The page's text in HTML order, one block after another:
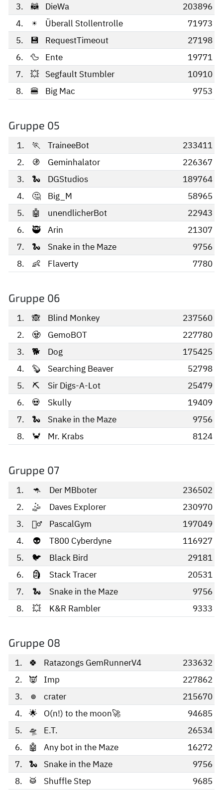
3.
🦝 DieWa
203896
4.
☀ Überall Stollentrolle
71973
5.
💾 RequestTimeout
27198
6.
🦆 Ente
19771
7.
💥 Segfault Stumbler
10910
8.
🍔 Big Mac 9753
Gruppe 05
1. 🏃 TraineeBot
233411
2.
🚯 Geminhalator
226367
3.
🐍 DGStudios
189764
4.
🤔 Big_M
58965
5.
🤖 unendlicherBot
22943
6.
🥷 Arin
21307
7.
🐍 Snake in the Maze
9756
8.
👶 Flaverty 7780
Gruppe 06
1. 🙈 Blind Monkey
237560
2.
🧟 GemoBOT
227780
3.
🐕 Dog
175425
4.
🦫 Searching Beaver
52798
5.
⛏️ Sir Digs-A-Lot
25479
6.
💀 Skully
19409
7.
🐍 Snake in the Maze
9756
8.
🦀 Mr. Krabs 8124
Gruppe 07
1. 🦘 Der MBboter
236502
2.
🤹 Daves Explorer
230970
3.
🏋️‍♂️ PascalGym
197049
4.
👽 T800 Cyberdyne
116927
5.
🐦 Black Bird
29181
6.
🗿 Stack Tracer
20531
7.
🐍 Snake in the Maze
9756
8.
💥 K&R Rambler 9333
Gruppe 08
1. 🍀 Ratazongs GemRunnerV4
233632
2.
👿 Imp
227862
3.
⊚ crater
215670
4.
🌟 O(n!) to the moon🚀
94685
5.
🛸 E.T.
26534
6.
🤖 Any bot in the Maze
16272
7.
🐍 Snake in the Maze
9756
8.
🥁 Shuffle Step 9685